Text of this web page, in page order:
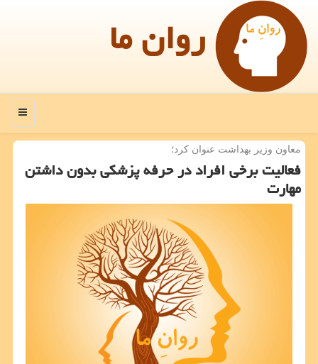
روان ما
منو
معاون وزیر بهداشت عنوان كرد؛
فعالیت برخی افراد در حرفه پزشكی بدون داشتن
مهارت